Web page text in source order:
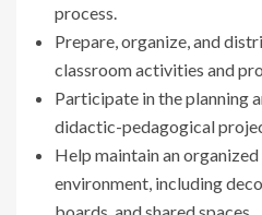
process.
Prepare, organize, and
classroom activities and
Participate in the planning
didactic-pedagogical
Help maintain an
environment, including